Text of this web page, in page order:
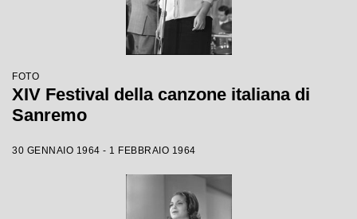
FOTO
XIV Festival della canzone italiana di
Sanremo
30 GENNAIO 1964 - 1 FEBBRAIO 1964